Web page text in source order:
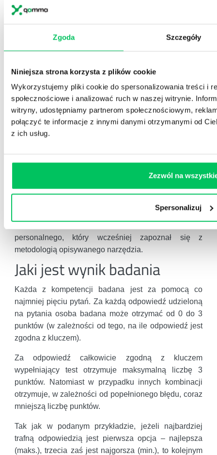
Zgoda Szczegóły
Niniejsza strona korzysta z plików cookie
Wykorzystujemy pliki cookie do spersonalizowania treści i
społecznościowe i analizować ruch w naszej witrynie.
witryny, udostępniamy partnerom społecznościowym,
połączyć te informacje z innymi danymi otrzymanymi od
z ich usług.
Zezwól na
Spersonalizuj
Test kompetencyjny można stosować zarówno
zapewnić badanym odpowiednie miejsce
(pomieszczenie biurowe, salę konferencyjną itp.), w
Testów nie można wypełniać poza miejscem rekrutacji
lub oceny. Przed przystąpieniem do rozwiązywania
testu powinno się zapoznać badanych z instrukcją
oraz celem badania.
Należy również poinformować, że w zależności od
jego wypełnienie. Jednakże (co ważne!) po upływie
rozwiązania, tak aby kandydat odpowiedział na
wszystkie pytania testowe.
Osobą przeprowadzającą badanie za pomocą testów
personalnego, który wcześniej zapoznał się z
metodologią opisywanego narzędzia.
Jaki jest wynik badania
Każda z kompetencji badana jest za pomocą co
najmniej pięciu pytań. Za każdą odpowiedź udzieloną
na pytania osoba badana może otrzymać od 0 do 3
punktów (w zależności od tego, na ile odpowiedź jest
zgodna z kluczem).
Za odpowiedź całkowicie zgodną z kluczem
wypełniający test otrzymuje maksymalną liczbę 3
punktów. Natomiast w przypadku innych kombinacji
otrzymuje, w zależności od popełnionego błędu, coraz
mniejszą liczbę punktów.
Tak jak w podanym przykładzie, jeżeli najbardziej
trafną odpowiedzią jest pierwsza opcja – najlepsza
(maks.), trzecia zaś jest najgorsza (min.), to kolejnym